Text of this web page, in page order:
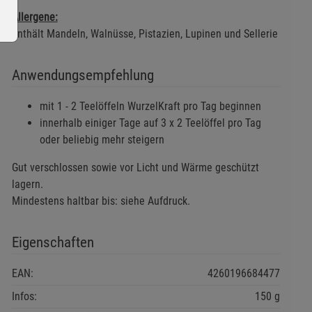
Allergene:
Enthält Mandeln, Walnüsse, Pistazien, Lupinen und Sellerie
Anwendungsempfehlung
mit 1 - 2 Teelöffeln WurzelKraft pro Tag beginnen
innerhalb einiger Tage auf 3 x 2 Teelöffel pro Tag
oder beliebig mehr steigern
Gut verschlossen sowie vor Licht und Wärme geschützt
lagern.
Mindestens haltbar bis: siehe Aufdruck.
Eigenschaften
EAN:
4260196684477
Infos:
150 g